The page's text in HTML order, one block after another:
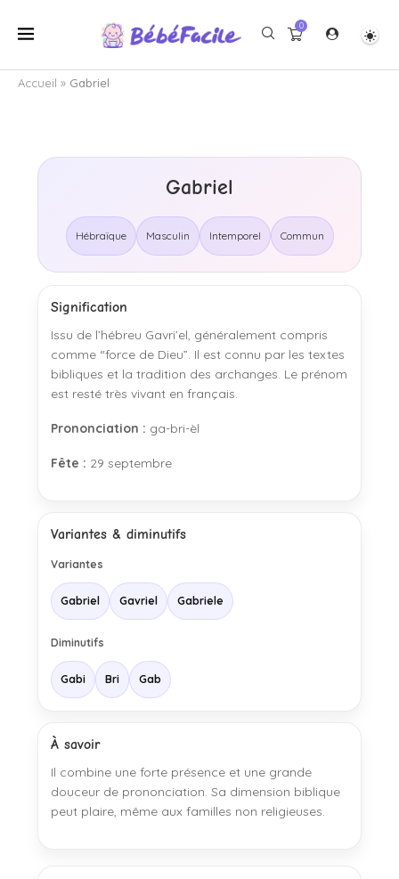
0
Accueil » Gabriel
Gabriel
Hébraïque Masculin Intemporel Commun
Signification
Issu de l’hébreu Gavri’el, généralement compris
comme “force de Dieu”. Il est connu par les textes
bibliques et la tradition des archanges. Le prénom
est resté très vivant en français.
Prononciation : ga-bri-èl
Fête : 29 septembre
Variantes & diminutifs
Variantes
Gabriel Gavriel Gabriele
Diminutifs
Gabi Bri Gab
À savoir
Il combine une forte présence et une grande
douceur de prononciation. Sa dimension biblique
peut plaire, même aux familles non religieuses.